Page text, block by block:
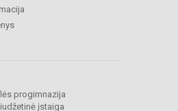
progimnazija
įstaiga